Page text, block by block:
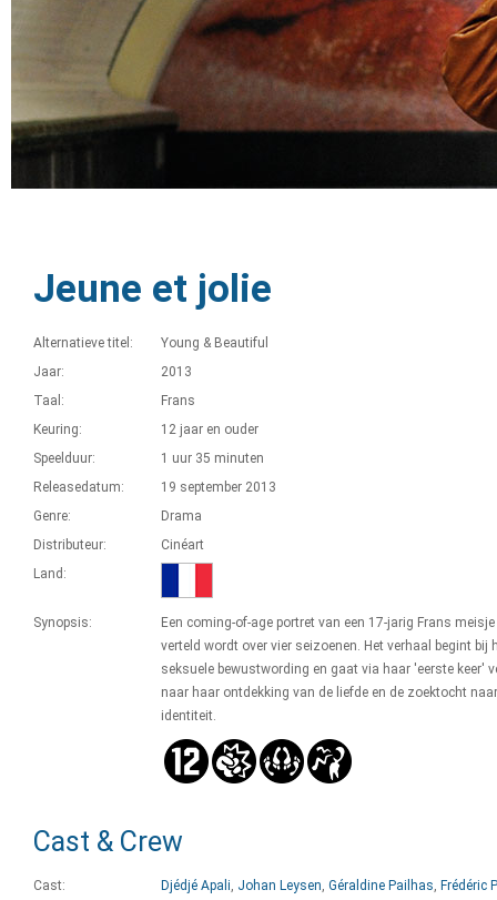
Jeune et jolie
Alternatieve titel:
Young & Beautiful
Jaar:
2013
Taal:
Frans
Keuring:
12 jaar en ouder
Speelduur:
1 uur 35 minuten
Releasedatum:
19 september 2013
Genre:
Drama
Distributeur:
Cinéart
Land:
Synopsis:
Een coming-of-age portret van een 17-jarig Frans
verteld wordt over vier seizoenen. Het verhaal begint bij
seksuele bewustwording en gaat via haar 'eerste keer'
naar haar ontdekking van de liefde en de zoektocht
identiteit.
Cast & Crew
Cast: Djédjé Apali, Johan Leysen, Géraldine Pailhas, Frédéric